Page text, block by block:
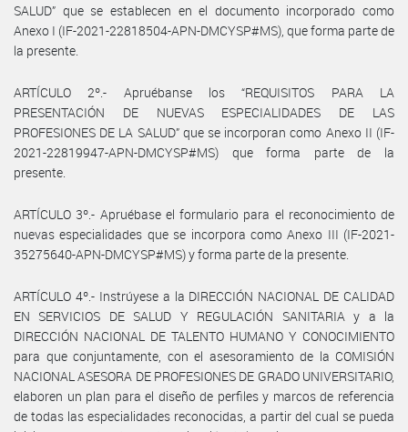
SALUD” que se establecen en el documento incorporado como
Anexo I (IF-2021-22818504-APN-DMCYSP#MS), que forma parte de
la presente.
ARTÍCULO 2º.- Apruébanse los “REQUISITOS PARA LA
PRESENTACIÓN DE NUEVAS ESPECIALIDADES DE LAS
PROFESIONES DE LA SALUD” que se incorporan como Anexo II (IF-
2021-22819947-APN-DMCYSP#MS) que forma parte de la
presente.
ARTÍCULO 3º.- Apruébase el formulario para el reconocimiento de
nuevas especialidades que se incorpora como Anexo III (IF-2021-
35275640-APN-DMCYSP#MS) y forma parte de la presente.
ARTÍCULO 4º.- Instrúyese a la DIRECCIÓN NACIONAL DE CALIDAD
EN SERVICIOS DE SALUD Y REGULACIÓN SANITARIA y a la
DIRECCIÓN NACIONAL DE TALENTO HUMANO Y CONOCIMIENTO
para que conjuntamente, con el asesoramiento de la COMISIÓN
NACIONAL ASESORA DE PROFESIONES DE GRADO UNIVERSITARIO,
elaboren un plan para el diseño de perfiles y marcos de referencia
de todas las especialidades reconocidas, a partir del cual se pueda